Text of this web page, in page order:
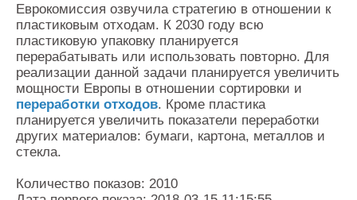
Еврокомиссия озвучила стратегию в отношении к
пластиковым отходам. К 2030 году всю
пластиковую упаковку планируется
перерабатывать или использовать повторно. Для
реализации данной задачи планируется увеличить
мощности Европы в отношении сортировки и
переработки отходов. Кроме пластика
планируется увеличить показатели переработки
других материалов: бумаги, картона, металлов и
стекла.
Количество показов: 2010